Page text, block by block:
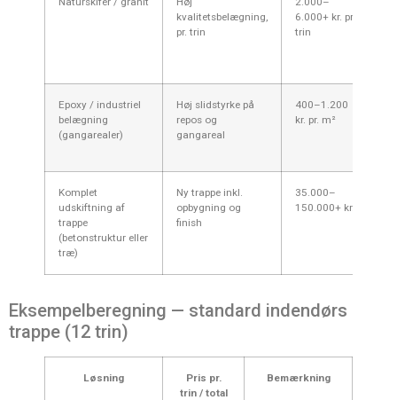
kvalitetsbelægning,
pr. trin
6.000+ kr. pr.
trin
Epoxy / industriel
belægning
(gangarealer)
Høj slidstyrke på
repos og
gangareal
400–1.200
kr. pr. m²
Komplet
udskiftning af
trappe
(betonstruktur eller
træ)
Ny trappe inkl.
opbygning og
finish
35.000–
150.000+ kr.
Eksempelberegning — standard indendørs
trappe (12 trin)
Løsning
Pris pr.
trin / total
Bemærkning